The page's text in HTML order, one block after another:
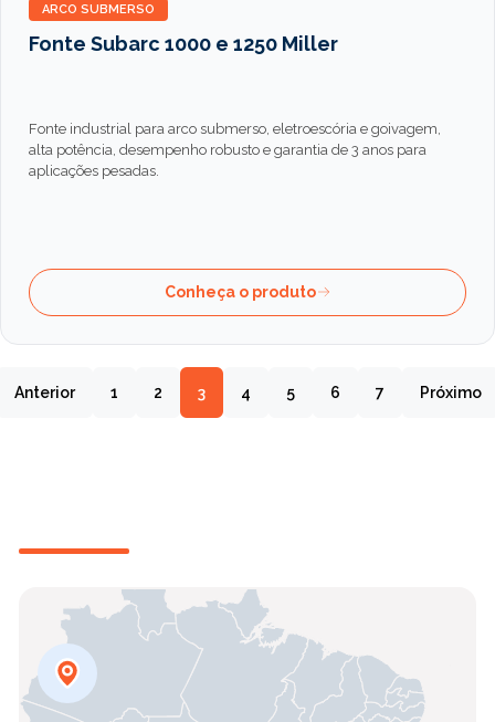
ARCO SUBMERSO
Fonte Subarc 1000 e 1250 Miller
Fonte industrial para arco submerso, eletroescória e goivagem,
alta potência, desempenho robusto e garantia de 3 anos para
aplicações pesadas.
Conheça o produto
Anterior 1 2 3 4 5 6 7 Próximo